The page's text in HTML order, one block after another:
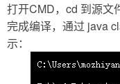
打开CMD，cd 到源文
完成编译，通过 java
示：